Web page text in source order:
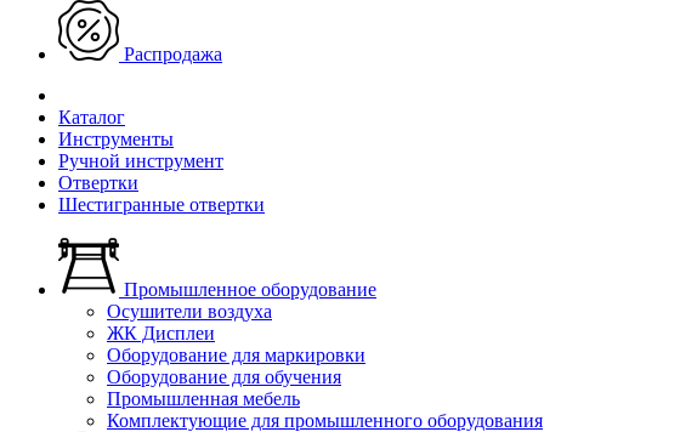
Распродажа
Каталог
Инструменты
Ручной инструмент
Отвертки
Шестигранные отвертки
Промышленное оборудование
Осушители воздуха
ЖК Дисплеи
Оборудование для маркировки
Оборудование для обучения
Промышленная мебель
Комплектующие для промышленного оборудования